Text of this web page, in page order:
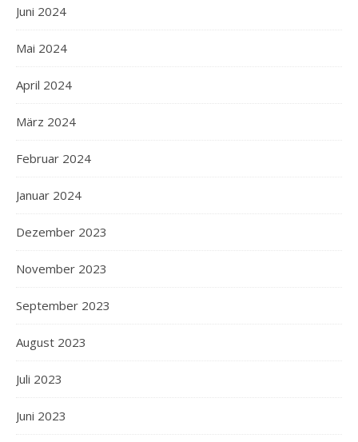
Juni 2024
Mai 2024
April 2024
März 2024
Februar 2024
Januar 2024
Dezember 2023
November 2023
September 2023
August 2023
Juli 2023
Juni 2023